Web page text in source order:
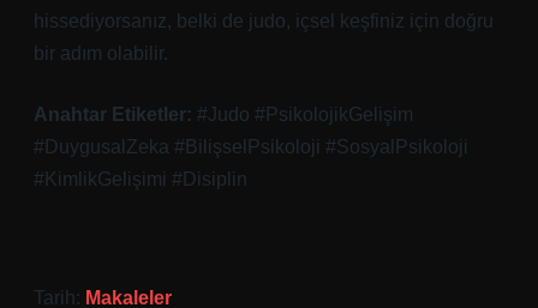
hissediyorsanız, belki de judo, içsel keşfiniz için doğru
bir adım olabilir.
Anahtar Etiketler: #Judo #PsikolojikGelişim
#DuygusalZeka #BilişselPsikoloji #SosyalPsikoloji
#KimlikGelişimi #Disiplin
Tarih: Makaleler